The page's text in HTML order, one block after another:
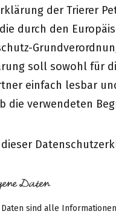
der Trierer
durch den
soll sowohl für
einfach lesbar
die verwendeten
Daten
sind alle